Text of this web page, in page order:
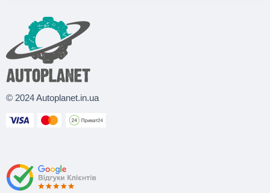
© 2024 Autoplanet.in.ua